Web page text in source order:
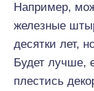
Например,
железные
десятки лет,
Будет лучше,
плестись